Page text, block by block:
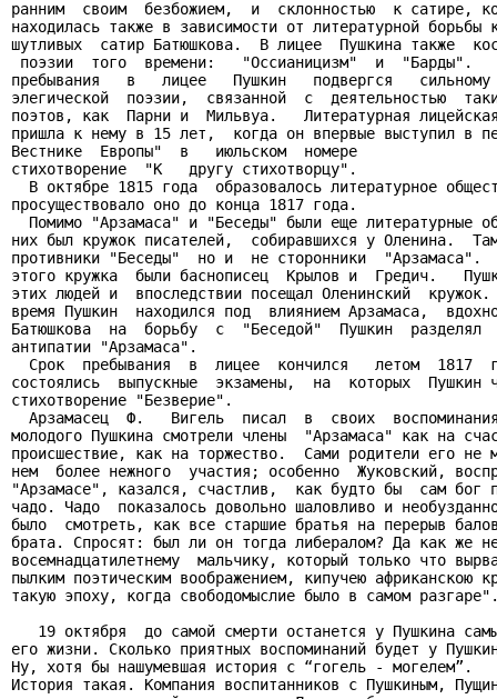
ранним  своим  безбожием,  и  склонностью  к сатире,
находилась также в зависимости от литературной борьбы
шутливых  сатир Батюшкова.  В лицее  Пушкина также
поэзии  того  времени:   "Оссианицизм"  и  "Барды".
пребывания   в   лицее   Пушкин   подвергся   сильному
элегической  поэзии,  связанной  с  деятельностью
поэтов, как  Парни и  Мильвуа.   Литературная
пришла к нему в 15 лет,  когда он впервые выступил в
Вестнике  Европы"  в   июльском  номере
стихотворение  "К   другу стихотворцу".
В октябре 1815 года  образовалось литературное
просуществовало оно до конца 1817 года.
Помимо "Арзамаса" и "Беседы" были еще литературные
них был кружок писателей,  собиравшихся у Оленина.
противники "Беседы"  но и  не сторонники  "Арзамаса".
этого кружка  были баснописец  Крылов и  Гредич.
этих людей и  впоследствии посещал Оленинский
время Пушкин  находился под  влиянием Арзамаса,
Батюшкова  на  борьбу  с  "Беседой"  Пушкин  разделял
антипатии "Арзамаса".
Срок  пребывания  в  лицее  кончился   летом  1817
состоялись  выпускные  экзамены,  на  которых  Пушкин
стихотворение "Безверие".
Арзамасец  Ф.   Вигель  писал  в  своих
молодого Пушкина смотрели члены  "Арзамаса" как на
происшествие, как на торжество.  Сами родители его не
нем  более нежного  участия; особенно  Жуковский,
"Арзамасе", казался, счастлив,  как будто бы  сам бог
чадо. Чадо  показалось довольно шаловливо и
было  смотреть, как все старшие братья на перерыв
брата. Спросят: был ли он тогда либералом? Да как же
восемнадцатилетнему  мальчику, который только что
пылким поэтическим воображением, кипучею африканскою
такую эпоху, когда свободомыслие было в самом
19 октября  до самой смерти останется у Пушкина
его жизни. Сколько приятных воспоминаний будет у
Ну, хотя бы нашумевшая история с “гогель - могелем”.
История такая. Компания воспитанников с Пушкиным,